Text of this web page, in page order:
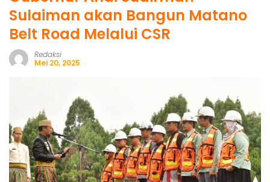
Sulaiman akan Bangun Matano
Belt Road Melalui CSR
Redaksi
Mei 20, 2025